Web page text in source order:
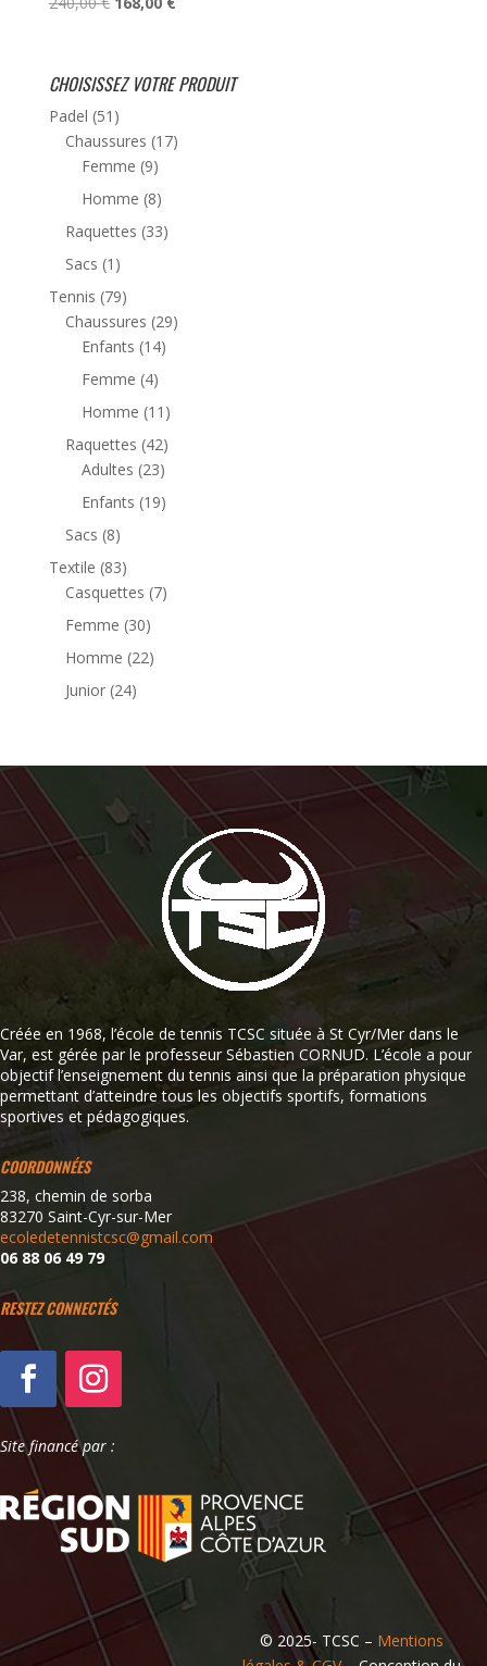
était :
est :
CHOISISSEZ VOTRE PRODUIT
Padel (51)
Chaussures (17)
Femme (9)
Homme (8)
Raquettes (33)
Sacs (1)
Tennis (79)
Chaussures (29)
Enfants (14)
Femme (4)
Homme (11)
Raquettes (42)
Adultes (23)
Enfants (19)
Sacs (8)
Textile (83)
Casquettes (7)
Femme (30)
Homme (22)
Junior (24)
Créée en 1968, l’école de tennis TCSC située à St Cyr/Mer dans le
Var, est gérée par le professeur Sébastien CORNUD. L’école a pour
objectif l’enseignement du tennis ainsi que la préparation physique
permettant d’atteindre tous les objectifs sportifs, formations
sportives et pédagogiques.
COORDONNÉES
238, chemin de sorba
83270 Saint-Cyr-sur-Mer
ecoledetennistcsc@gmail.com
06 88 06 49 79
RESTEZ CONNECTÉS
Site financé par :
© 2025- TCSC – Mentions